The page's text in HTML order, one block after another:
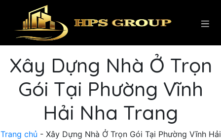
Xây Dựng Nhà Ở Trọn
Gói Tại Phường Vĩnh
Hải Nha Trang
Trang chủ - Xây Dựng Nhà Ở Trọn Gói Tại Phường Vĩnh Hải